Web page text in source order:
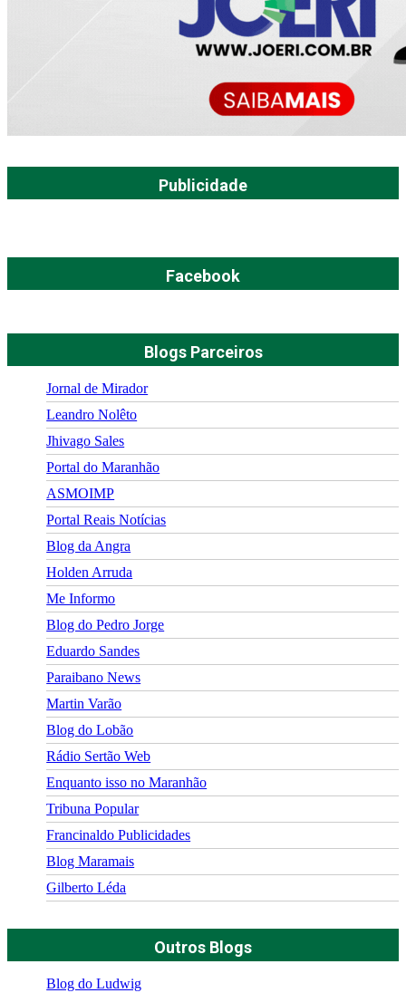
Publicidade
Facebook
Blogs Parceiros
Jornal de Mirador
Leandro Nolêto
Jhivago Sales
Portal do Maranhão
ASMOIMP
Portal Reais Notí­cias
Blog da Angra
Holden Arruda
Me Informo
Blog do Pedro Jorge
Eduardo Sandes
Paraibano News
Martin Varão
Blog do Lobão
Rádio Sertão Web
Enquanto isso no Maranhão
Tribuna Popular
Francinaldo Publicidades
Blog Maramais
Gilberto Léda
Outros Blogs
Blog do Ludwig